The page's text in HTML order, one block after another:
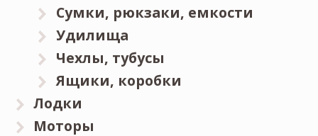
Сумки, рюкзаки, емкости
Удилища
Чехлы, тубусы
Ящики, коробки
Лодки
Моторы